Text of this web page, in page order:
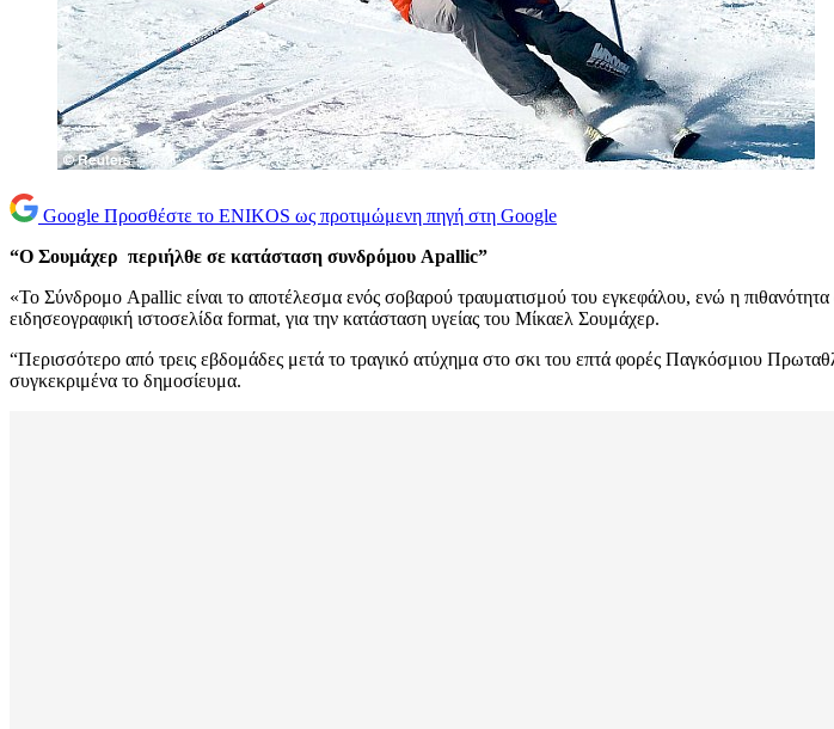
Google Προσθέστε το ENIKOS ως προτιμώμενη πηγή στη Google
“Ο Σουμάχερ περιήλθε σε κατάσταση συνδρόμου Apallic”
«Το Σύνδρομο Apallic είναι το αποτέλεσμα ενός σοβαρού τραυματισμού του εγκεφάλου, ενώ η
ειδησεογραφική ιστοσελίδα format, για την κατάσταση υγείας του Μίκαελ Σουμάχερ.
“Περισσότερο από τρεις εβδομάδες μετά το τραγικό ατύχημα στο σκι του επτά φορές Παγκόσμιου
συγκεκριμένα το δημοσίευμα.